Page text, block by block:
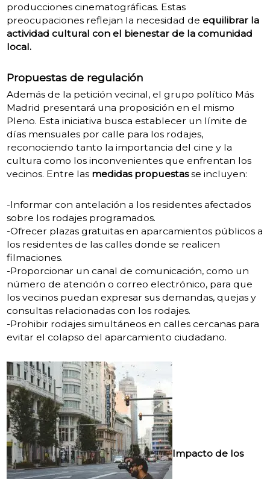
producciones cinematográficas. Estas
preocupaciones reflejan la necesidad de equilibrar la
actividad cultural con el bienestar de la comunidad
local.
Propuestas de regulación
Además de la petición vecinal, el grupo político Más
Madrid presentará una proposición en el mismo
Pleno. Esta iniciativa busca establecer un límite de
días mensuales por calle para los rodajes,
reconociendo tanto la importancia del cine y la
cultura como los inconvenientes que enfrentan los
vecinos. Entre lasmedidas propuestasse incluyen:
-Informar con antelación a los residentes afectados
sobre los rodajes programados.
-Ofrecer plazas gratuitas en aparcamientos públicos a
los residentes de las calles donde se realicen
filmaciones.
-Proporcionar un canal de comunicación, como un
número de atención o correo electrónico, para que
los vecinos puedan expresar sus demandas, quejas y
consultas relacionadas con los rodajes.
-Prohibir rodajes simultáneos en calles cercanas para
evitar el colapso del aparcamiento ciudadano.
Impacto de los